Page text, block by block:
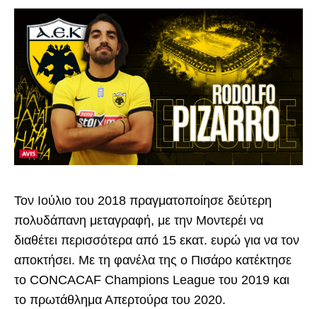
Τον Ιούλιο του 2018 πραγματοποίησε δεύτερη
πολυδάπανη μεταγραφή, με την Μοντερέι να
διαθέτει περισσότερα από 15 εκατ. ευρώ για να τον
αποκτήσει. Με τη φανέλα της ο Πισάρο κατέκτησε
το CONCACAF Champions League του 2019 και
το πρωτάθλημα Απερτούρα του 2020.